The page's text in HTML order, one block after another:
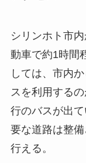
要な道路は整
行える。
保護区は一年
とされている
は朝の8時から
なるが、料金は